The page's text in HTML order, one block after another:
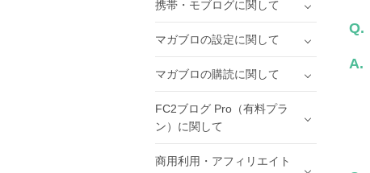
Q.
A.
携帯・モブログに関して
マガブロの設定に関して
マガブロの購読に関して
FC2ブログ Pro（有料プラ
ン）に関して
商用利用・アフィリエイト